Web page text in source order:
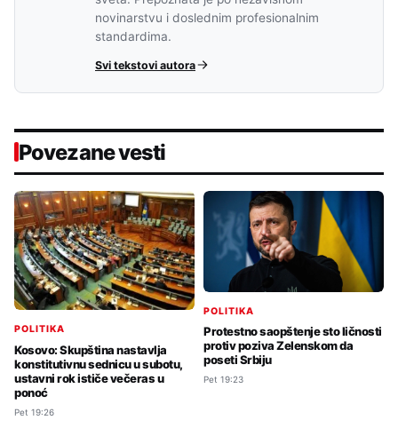
novinarstvu i doslednim profesionalnim
standardima.
Svi tekstovi autora
Povezane vesti
POLITIKA
Kosovo: Skupština nastavlja
konstitutivnu sednicu u subotu,
ustavni rok ističe večeras u
ponoć
Pet 19:26
POLITIKA
Protestno saopštenje sto ličnosti
protiv poziva Zelenskom da
poseti Srbiju
Pet 19:23